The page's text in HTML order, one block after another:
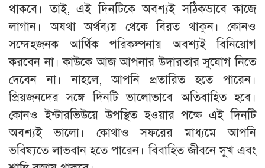
থাকবে। তাই, এই দিনটিকে অবশ্যই সঠিকভাবে কাজে
লাগান। অযথা অর্থব্যয় থেকে বিরত থাকুন। কোনও
সন্দেহজনক আর্থিক পরিকল্পনায় অবশ্যই বিনিয়োগ
করবেন না। কাউকে আজ আপনার উদারতার সুযোগ নিতে
দেবেন না। নাহলে, আপনি প্রতারিত হতে পারেন।
প্রিয়জনদের সঙ্গে দিনটি ভালোভাবে অতিবাহিত হবে।
কোনও ইন্টারভিউয়ে উপস্থিত হওয়ার পক্ষে এই দিনটি
অবশ্যই ভালো। কোথাও সফরের মাধ্যমে আপনি
ভবিষ্যতে লাভবান হতে পারেন। বিবাহিত জীবনে সুখ এবং